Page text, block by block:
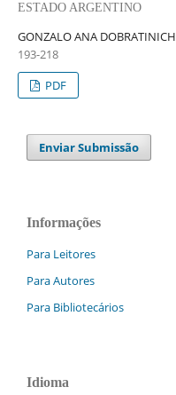
ESTADO ARGENTINO
GONZALO ANA DOBRATINICH
193-218
PDF
Enviar Submissão
Informações
Para Leitores
Para Autores
Para Bibliotecários
Idioma